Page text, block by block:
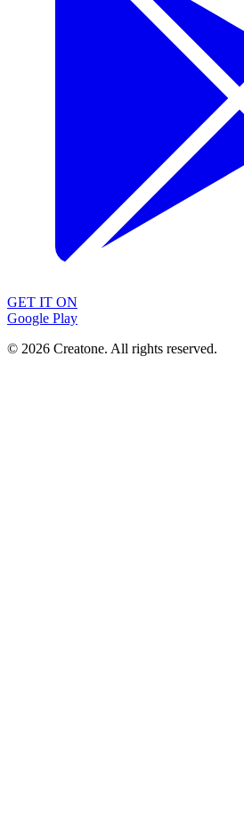
GET IT ON
Google Play
© 2026 Creatone. All rights reserved.